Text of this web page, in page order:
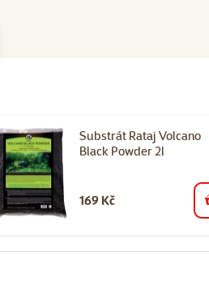
Substrát Rataj Volcano
Black Powder 2l
169 Kč